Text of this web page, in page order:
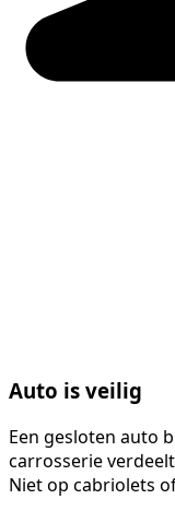
Auto is veilig
Een gesloten auto
carrosserie
Niet op cabriolets